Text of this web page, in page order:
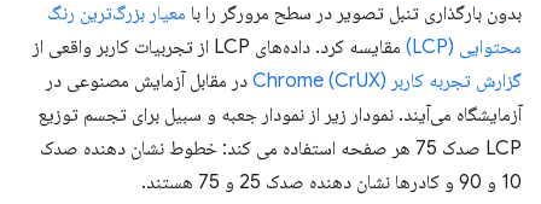
بدون بارگذاری تنبل تصویر در سطح مرورگر را با معیار بزرگ‌ترین رنگ
محتوایی (LCP)
مقایسه کرد. داده‌های LCP از تجربیات کاربر واقعی از
گزارش تجربه کاربر Chrome (CrUX)
در مقابل آزمایش مصنوعی در
آزمایشگاه می‌آیند. نمودار زیر از نمودار جعبه و سبیل برای تجسم توزیع
LCP صدک 75 هر صفحه استفاده می کند: خطوط نشان دهنده صدک
10 و 90 و کادرها نشان دهنده صدک 25 و 75 هستند.